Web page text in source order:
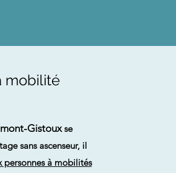
mobilité
Gistouxse
sans ascenseur, il
personnes à mobilités